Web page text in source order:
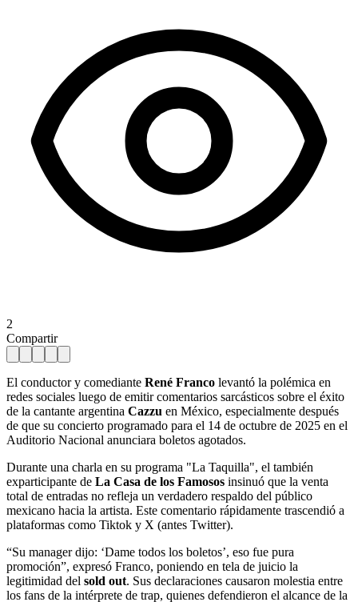
2
Compartir
El conductor y comediante René Franco levantó la polémica en
redes sociales luego de emitir comentarios sarcásticos sobre el éxito
de la cantante argentina Cazzu en México, especialmente después
de que su concierto programado para el 14 de octubre de 2025 en el
Auditorio Nacional anunciara boletos agotados.
Durante una charla en su programa "La Taquilla", el también
exparticipante de La Casa de los Famosos insinuó que la venta
total de entradas no refleja un verdadero respaldo del público
mexicano hacia la artista. Este comentario rápidamente trascendió a
plataformas como Tiktok y X (antes Twitter).
“Su manager dijo: ‘Dame todos los boletos’, eso fue pura
promoción”, expresó Franco, poniendo en tela de juicio la
legitimidad del sold out. Sus declaraciones causaron molestia entre
los fans de la intérprete de trap, quienes defendieron el alcance de la